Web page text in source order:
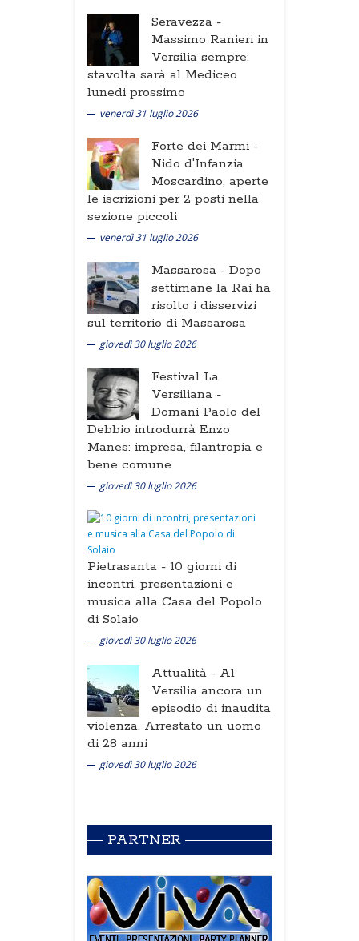
Seravezza -
Massimo Ranieri in
Versilia sempre:
stavolta sarà al Mediceo
lunedi prossimo
venerdì 31 luglio 2026
Forte dei Marmi -
Nido d'Infanzia
Moscardino, aperte
le iscrizioni per 2 posti nella
sezione piccoli
venerdì 31 luglio 2026
Massarosa - Dopo
settimane la Rai ha
risolto i disservizi
sul territorio di Massarosa
giovedì 30 luglio 2026
Festival La
Versiliana -
Domani Paolo del
Debbio introdurrà Enzo
Manes: impresa, filantropia e
bene comune
giovedì 30 luglio 2026
Pietrasanta - 10 giorni di
incontri, presentazioni e
musica alla Casa del Popolo
di Solaio
giovedì 30 luglio 2026
Attualità - Al
Versilia ancora un
episodio di inaudita
violenza. Arrestato un uomo
di 28 anni
giovedì 30 luglio 2026
PARTNER